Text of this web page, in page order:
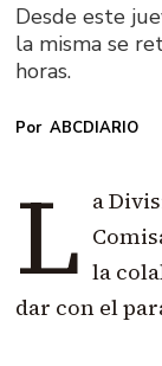
Desde este
la misma se
horas.
ABCDIARIO
L a
la
dar con el